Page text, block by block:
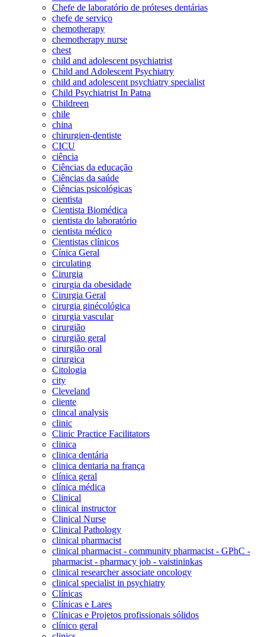
Chefe de laboratório de próteses dentárias
chefe de serviço
chemotherapy
chemotherapy nurse
chest
child and adolescent psychiatrist
Child and Adolescent Psychiatry
child and adolescent psychiatry specialist
Child Psychiatrist In Patna
Childreen
chile
china
chirurgien-dentiste
CICU
ciência
Ciências da educação
Ciências da saúde
Ciências psicológicas
cientista
Cientista Biomédica
cientista do laboratório
cientista médico
Cientistas clínicos
Cínica Geral
circulating
Cirurgia
cirurgia da obesidade
Cirurgia Geral
cirurgia ginécológica
cirurgia vascular
cirurgião
cirurgião geral
cirurgião oral
cirurgica
Citologia
city
Cleveland
cliente
clincal analysis
clinic
Clinic Practice Facilitators
clinica
clinica dentária
clinica dentaria na frança
clínica geral
clínica médica
Clinical
clinical instructor
Clinical Nurse
Clinical Pathology
clinical pharmacist
clinical pharmacist - community pharmacist - GPhC -
pharmacist - pharmacy job - vaistininkas
clinical researcher associate oncology
clinical specialist in psychiatry
Clínicas
Clínicas e Lares
Clínicas e Projetos profissionais sólidos
clínico geral